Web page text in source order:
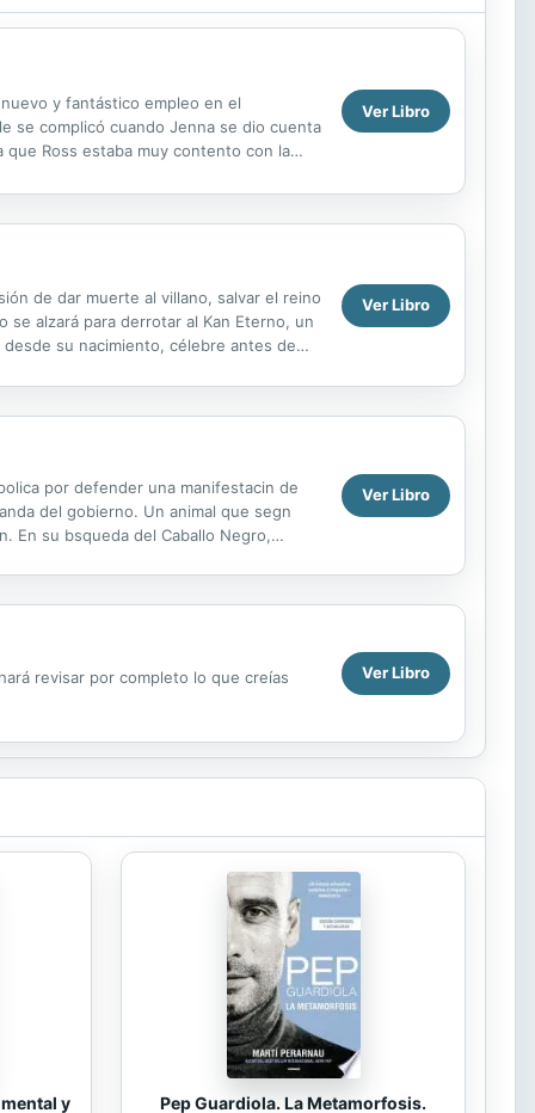
y fantástico empleo en el
se complicó cuando Jenna se dio cuenta
que Ross estaba muy contento con la
Ver Libro
de dar muerte al villano, salvar el reino
alzará para derrotar al Kan Eterno, un
su nacimiento, célebre antes de
Ver Libro
por defender una manifestacin de
del gobierno. Un animal que segn
En su bsqueda del Caballo Negro,
Ver Libro
revisar por completo lo que creías Ver Libro
y Pep Guardiola. La Metamorfosis.